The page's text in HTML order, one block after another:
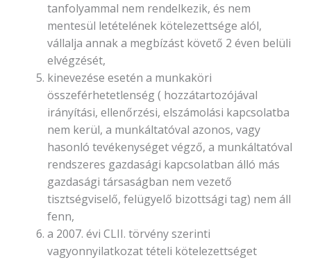
tanfolyammal nem rendelkezik, és nem
mentesül letételének kötelezettsége alól,
vállalja annak a megbízást követő 2 éven belüli
elvégzését,
kinevezése esetén a munkaköri
összeférhetetlenség ( hozzátartozójával
irányítási, ellenőrzési, elszámolási kapcsolatba
nem kerül, a munkáltatóval azonos, vagy
hasonló tevékenységet végző, a munkáltatóval
rendszeres gazdasági kapcsolatban álló más
gazdasági társaságban nem vezető
tisztségviselő, felügyelő bizottsági tag) nem áll
fenn,
a 2007. évi CLII. törvény szerinti
vagyonnyilatkozat tételi kötelezettséget